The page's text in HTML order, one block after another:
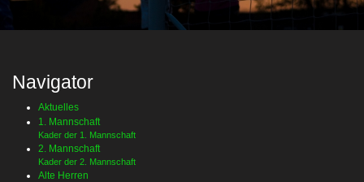
Navigator
Aktuelles
1. Mannschaft
Kader der 1. Mannschaft
2. Mannschaft
Kader der 2. Mannschaft
Alte Herren